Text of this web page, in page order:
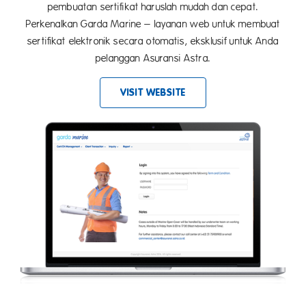
pembuatan sertifikat haruslah mudah dan cepat.
Perkenalkan Garda Marine – layanan web untuk membuat
sertifikat elektronik secara otomatis, eksklusif untuk Anda
pelanggan Asuransi Astra.
VISIT WEBSITE